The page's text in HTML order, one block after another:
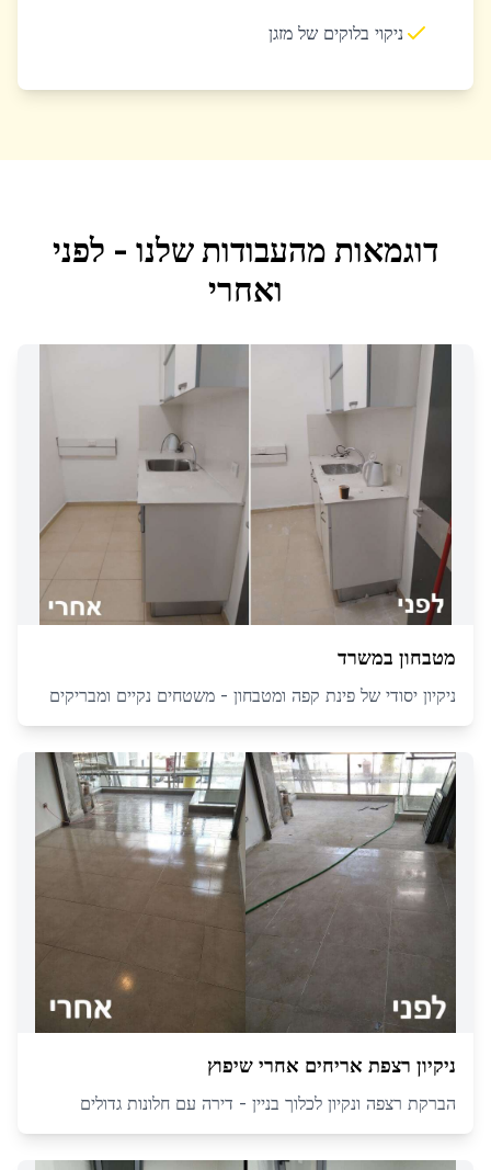
ניקוי בלוקים של מזגן
דוגמאות מהעבודות שלנו - לפני
ואחרי
מטבחון במשרד
ניקיון יסודי של פינת קפה ומטבחון - משטחים נקיים ומבריקים
ניקיון רצפת אריחים אחרי שיפוץ
הברקת רצפה ונקיון לכלוך בניין - דירה עם חלונות גדולים